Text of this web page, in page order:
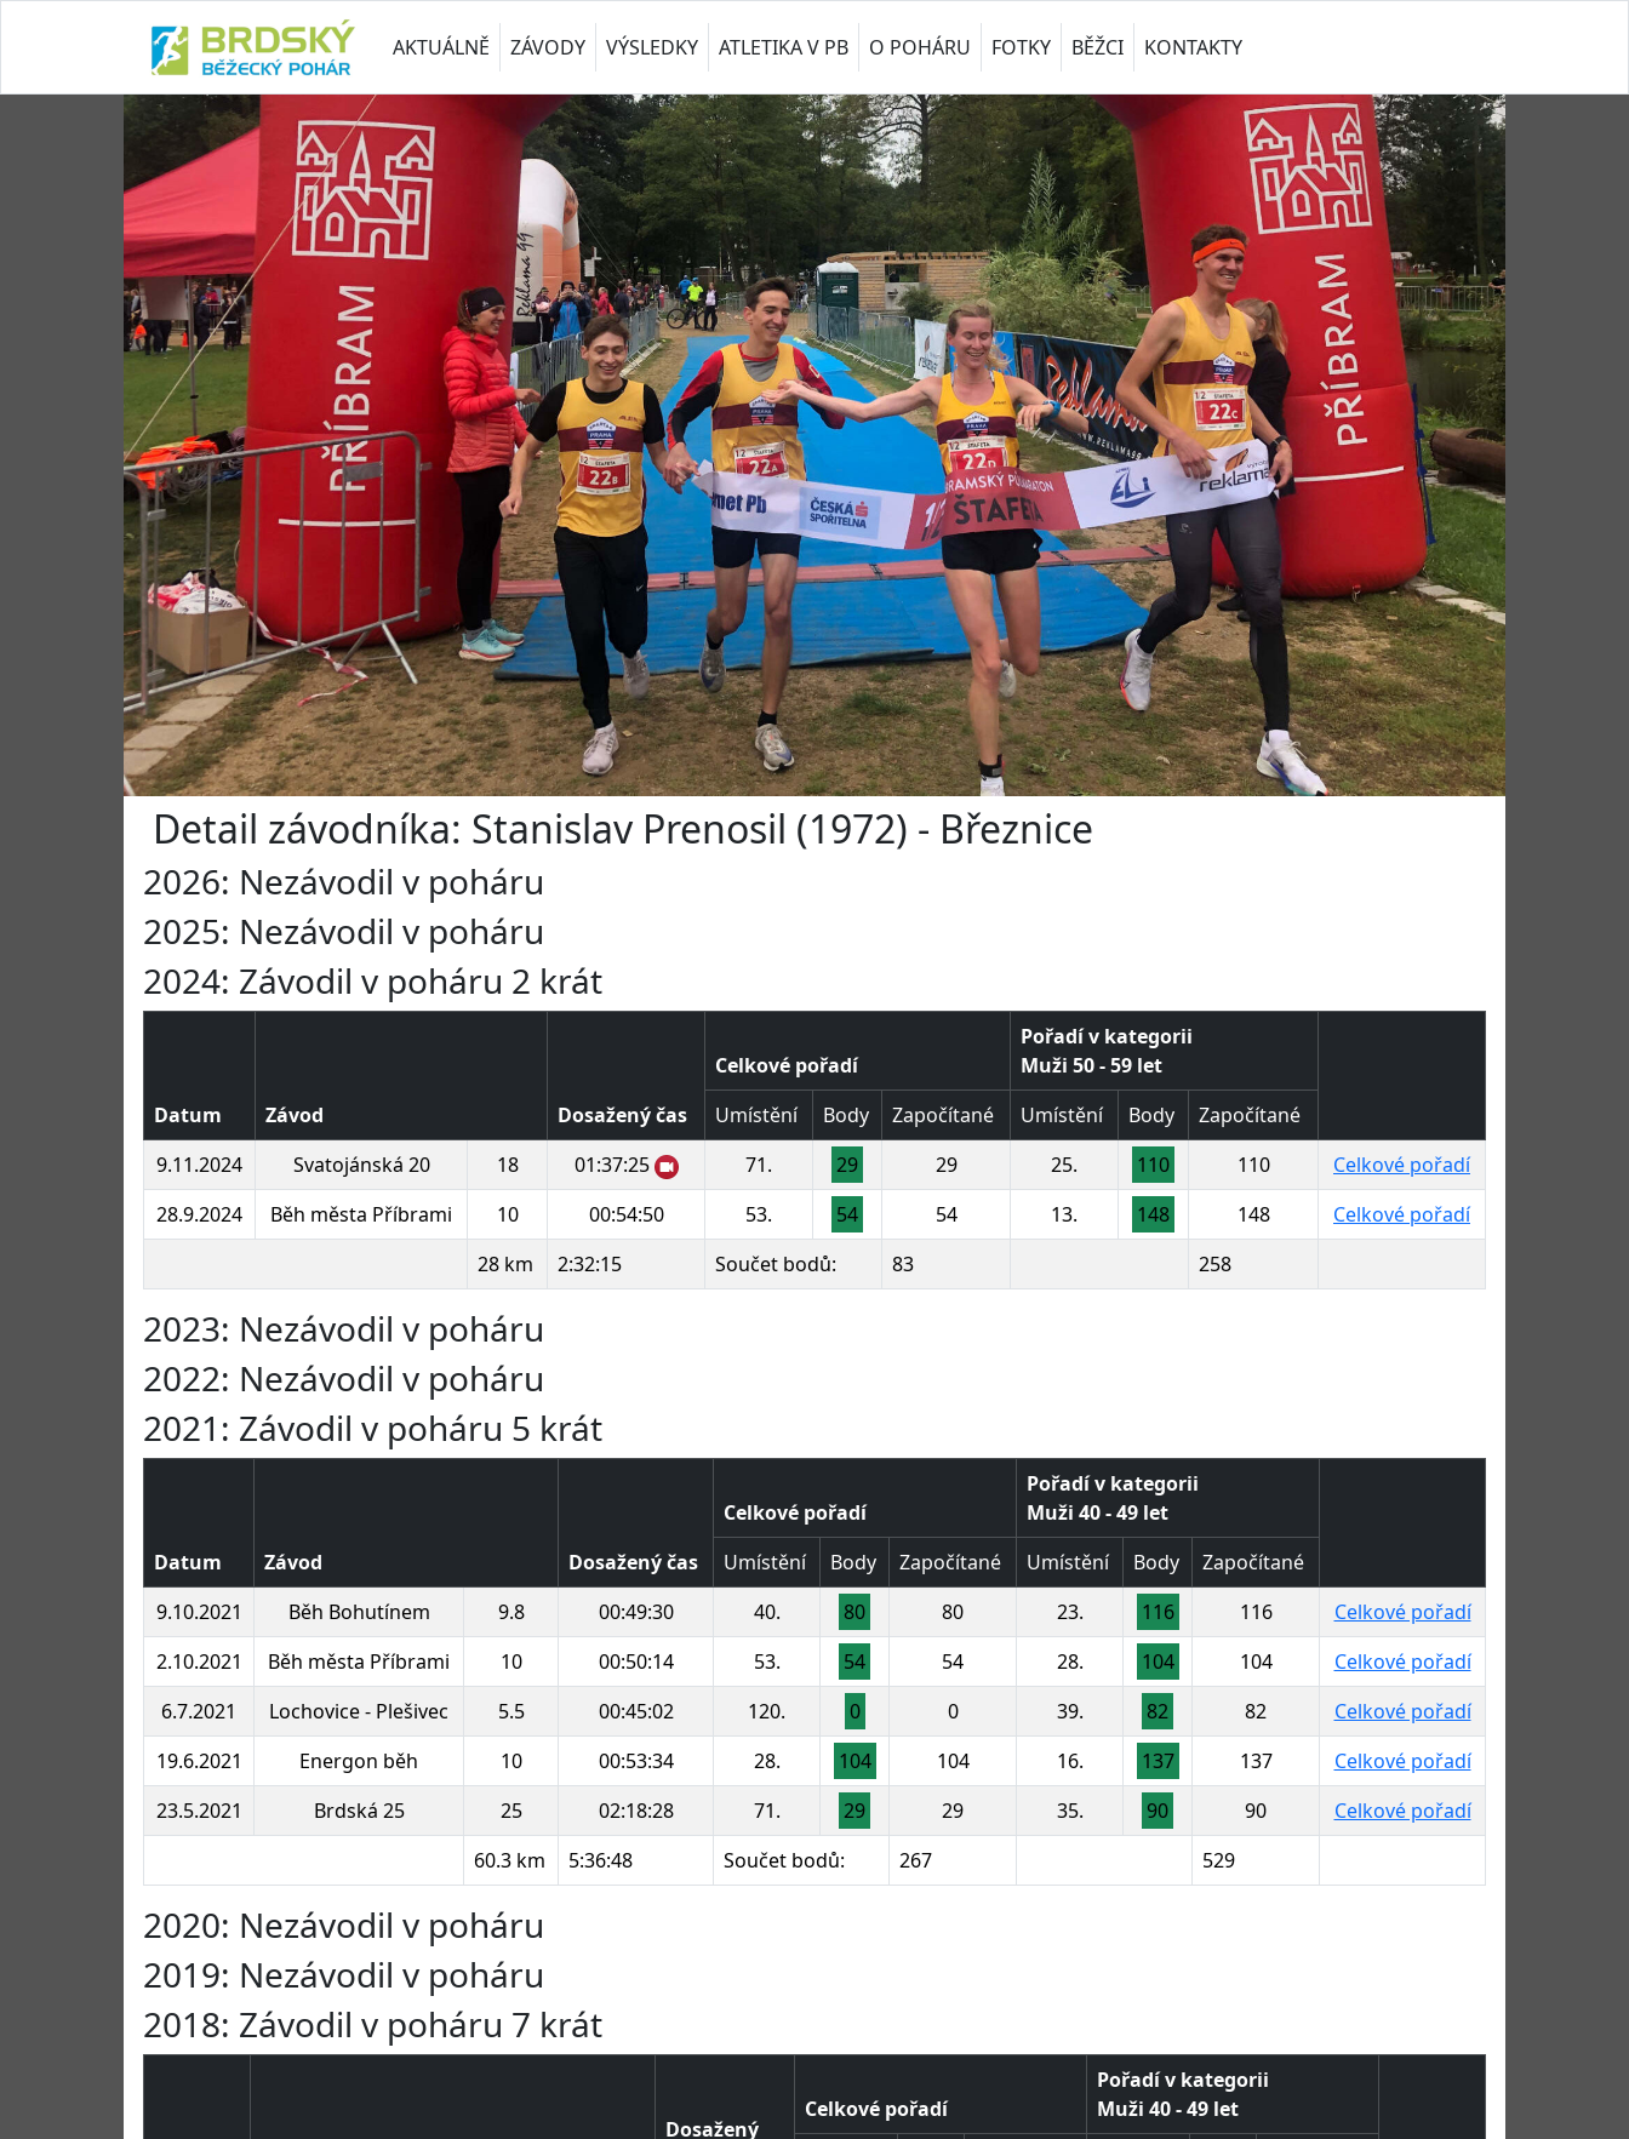
AKTUÁLNĚ ZÁVODY VÝSLEDKY ATLETIKA V PB O POHÁRU FOTKY BĚŽCI KONTAKTY
Detail závodníka: Stanislav Prenosil (1972) - Březnice
2026: Nezávodil v poháru
2025: Nezávodil v poháru
2024: Závodil v poháru 2 krát
Datum Závod Dosažený čas
Celkové pořadí
Pořadí v kategorii
Muži 50 - 59 let
Umístění
Body Započítané Umístění Body
Započítané
9.11.2024
Svatojánská 20 18 01:37:25 71. 29 29 25. 110 110
Celkové pořadí
28.9.2024
Běh města Příbrami 10 00:54:50 53. 54 54 13. 148 148
Celkové pořadí
28 km
2:32:15 Součet bodů: 83 258
2023: Nezávodil v poháru
2022: Nezávodil v poháru
2021: Závodil v poháru 5 krát
Datum Závod Dosažený čas
Celkové pořadí
Pořadí v kategorii
Muži 40 - 49 let
Umístění
Body Započítané Umístění Body
Započítané
9.10.2021
Běh Bohutínem 9.8 00:49:30 40. 80 80 23. 116 116
Celkové pořadí
2.10.2021
Běh města Příbrami 10 00:50:14 53. 54 54 28. 104 104
Celkové pořadí
6.7.2021
Lochovice - Plešivec 5.5 00:45:02 120. 0 0 39. 82 82
Celkové pořadí
19.6.2021
Energon běh 10 00:53:34 28. 104 104 16. 137 137
Celkové pořadí
23.5.2021
Brdská 25 25 02:18:28 71. 29 29 35. 90 90
Celkové pořadí
60.3 km
5:36:48 Součet bodů: 267 529
2020: Nezávodil v poháru
2019: Nezávodil v poháru
2018: Závodil v poháru 7 krát
Dosažený
Celkové pořadí
Pořadí v kategorii
Muži 40 - 49 let